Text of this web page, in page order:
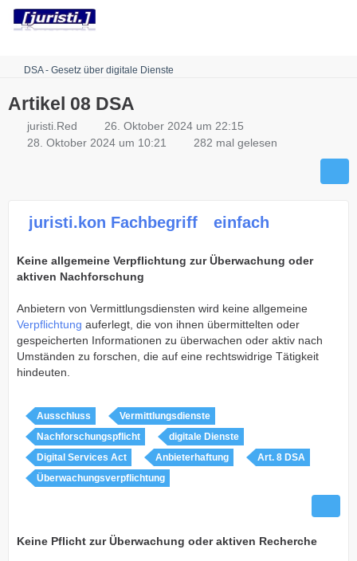
Robots.txt
DSA - Gesetz über digitale Dienste
Artikel 08 DSA
juristi.Red
26. Oktober 2024 um 22:15
28. Oktober 2024 um 10:21
282 mal gelesen
juristi.kon Fachbegriff einfach
Keine allgemeine Verpflichtung zur Überwachung oder
aktiven Nachforschung
Anbietern von Vermittlungsdiensten wird keine allgemeine
Verpflichtung auferlegt, die von ihnen übermittelten oder
gespeicherten Informationen zu überwachen oder aktiv nach
Umständen zu forschen, die auf eine rechtswidrige Tätigkeit
hindeuten.
Ausschluss
Vermittlungsdienste
Nachforschungspflicht
digitale Dienste
Digital Services Act
Anbieterhaftung
Art. 8 DSA
Überwachungsverpflichtung
Keine Pflicht zur Überwachung oder aktiven Recherche